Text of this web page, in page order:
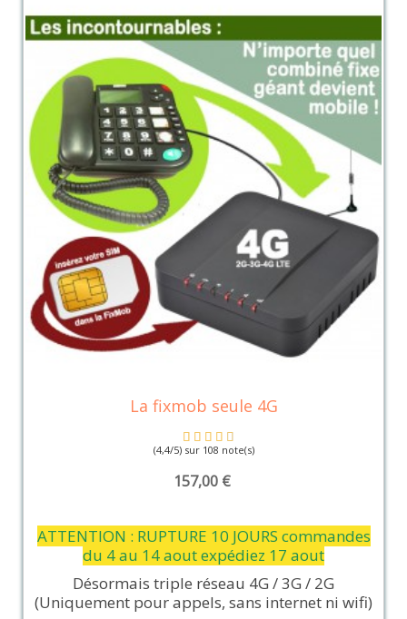
La fixmob seule 4G
(4,4/5) sur 108 note(s)
157,00 €
ATTENTION : RUPTURE 10 JOURS commandes
du 4 au 14 aout expédiez 17 aout
Désormais triple réseau 4G / 3G / 2G
(Uniquement pour appels, sans internet ni wifi)